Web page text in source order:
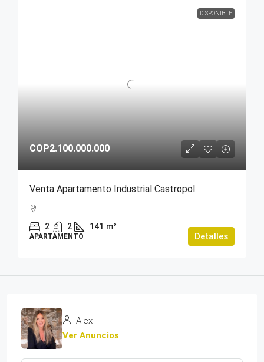
DISPONIBLE
COP2.100.000.000
Venta Apartamento Industrial Castropol
2 2 141 m²
APARTAMENTO Detalles
Alex
Ver Anuncios